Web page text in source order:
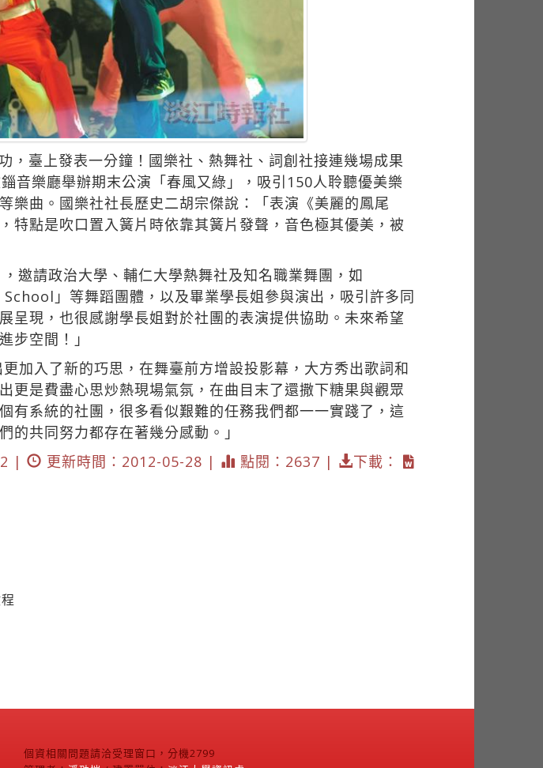
，臺上發表一分鐘！國樂社、熱舞社、詞創社接連幾場成果
音樂廳舉辦期末公演「春風又綠」，吸引150人聆聽優美樂
樂曲。國樂社社長歷史二胡宗傑說：「表演《美麗的鳳尾
特點是吹口置入簧片時依靠其簧片發聲，音色極其優美，被
邀請政治大學、輔仁大學熱舞社及知名職業舞團，如
」等舞蹈團體，以及畢業學長姐參與演出，吸引許多同
呈現，也很感謝學長姐對於社團的表演提供協助。未來希望
步空間！」
加入了新的巧思，在舞臺前方增設投影幕，大方秀出歌詞和
更是費盡心思炒熱現場氣氛，在曲目末了還撒下糖果與觀眾
有系統的社團，很多看似艱難的任務我們都一一實踐了，這
共同努力都存在著幾分感動。」
|
更新時間：2012-05-28 | 點閱：2637 | 下載：
個資相關問題請洽受理窗口，分機2799